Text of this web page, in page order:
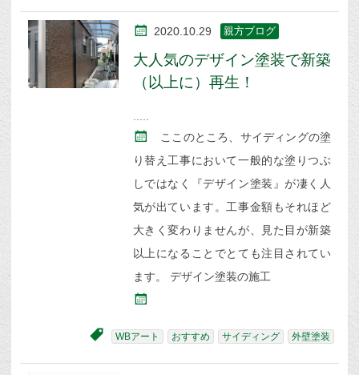
2020.10.29 親方ブログ
大人気のデザイン塗装で新築
（以上に）再生！
ここのところ、サイディングの塗
り替え工事において一般的な塗りつぶ
しではなく『デザイン塗装』が凄く人
気が出ています。工事金額もそれほど
大きく変わりませんが、見た目が新築
以上になることでとても注目されてい
ます。 デザイン塗装の施工
WBアート おすすめ サイディング 外壁塗装